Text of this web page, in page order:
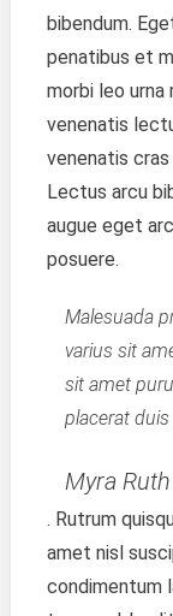
bibendum.
penatibus et
morbi leo
venenatis
venenatis
Lectus arcu
augue eget
posuere.
Malesuada
varius sit
sit amet
placerat
Myra Ruth
. Rutrum
amet nisl
condimentum